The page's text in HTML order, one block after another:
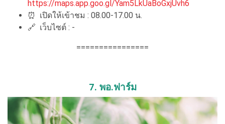
https://maps.app.goo.gl/Yam5LkUaBoGxjUvh6
⏰ เปิดให้เข้าชม : 08.00-17.00 น.
🔗 เว็บไซต์ : -
================
7. พอ.ฟาร์ม